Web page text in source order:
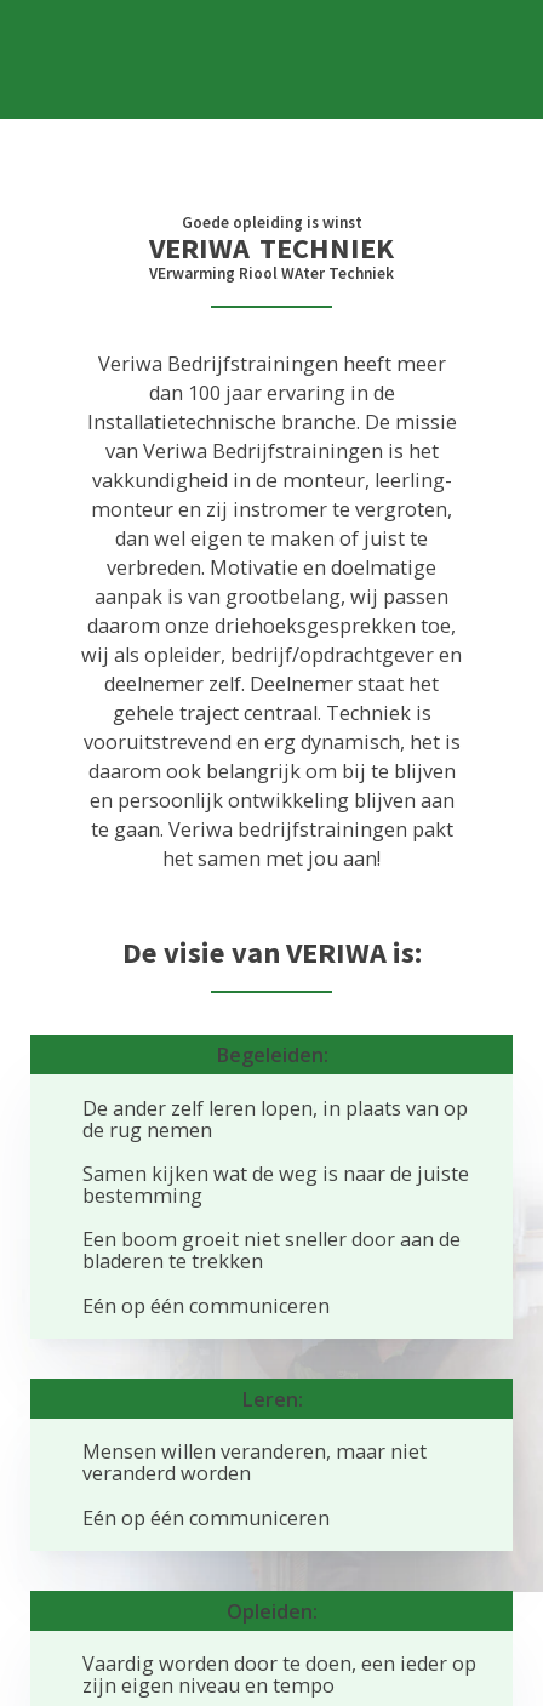
Goede opleiding is winst
VERIWA TECHNIEK
VErwarming Riool WAter Techniek
Veriwa Bedrijfstrainingen heeft meer
dan 100 jaar ervaring in de
Installatietechnische branche. De missie
van Veriwa Bedrijfstrainingen is het
vakkundigheid in de monteur, leerling-
monteur en zij instromer te vergroten,
dan wel eigen te maken of juist te
verbreden. Motivatie en doelmatige
aanpak is van grootbelang, wij passen
daarom onze driehoeksgesprekken toe,
wij als opleider, bedrijf/opdrachtgever en
deelnemer zelf. Deelnemer staat het
gehele traject centraal. Techniek is
vooruitstrevend en erg dynamisch, het is
daarom ook belangrijk om bij te blijven
en persoonlijk ontwikkeling blijven aan
te gaan. Veriwa bedrijfstrainingen pakt
het samen met jou aan!
De visie van VERIWA is:
Begeleiden:
De ander zelf leren lopen, in plaats van op
de rug nemen
Samen kijken wat de weg is naar de juiste
bestemming
Een boom groeit niet sneller door aan de
bladeren te trekken
Eén op één communiceren
Leren:
Mensen willen veranderen, maar niet
veranderd worden
Eén op één communiceren
Opleiden:
Vaardig worden door te doen, een ieder op
zijn eigen niveau en tempo